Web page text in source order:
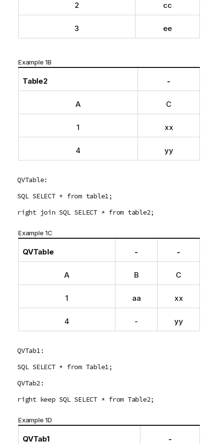
2 cc
3 ee
Example 1B
Table2 -
A C
1 xx
4 yy
QVTable:
SQL SELECT * from table1;
right join SQL SELECT * from table2;
Example 1C
QVTable - -
A B C
1 aa xx
4 - yy
QVTab1:
SQL SELECT * from Table1;
QVTab2:
right keep SQL SELECT * from Table2;
Example 1D
QVTab1 -